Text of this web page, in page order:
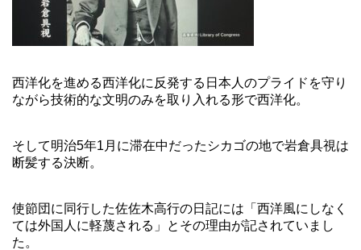
西洋化を進める西洋化に反発する日本人のプライドを守り
ながら技術的な文明のみを取り入れる形で西洋化。
そして明治5年1月に滞在中だったシカゴの地で岩倉具視は
断髪する決断。
使節団に同行した佐佐木高行の日記には「西洋風にしなく
ては外国人に軽蔑される」とその理由が記されていまし
た。